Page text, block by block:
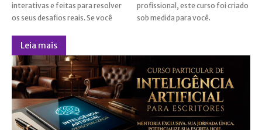
interativas e feitas para resolver
os seus desafios reais. Se você
profissional, este curso foi criado
sob medida para você.
Leia mais